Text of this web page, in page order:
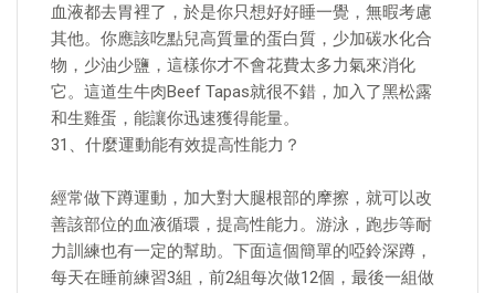
血液都去胃裡了，於是你只想好好睡一覺，無暇考慮
其他。你應該吃點兒高質量的蛋白質，少加碳水化合
物，少油少鹽，這樣你才不會花費太多力氣來消化
它。這道生牛肉Beef Tapas就很不錯，加入了黑松露
和生雞蛋，能讓你迅速獲得能量。
31、什麼運動能有效提高性能力？
經常做下蹲運動，加大對大腿根部的摩擦，就可以改
善該部位的血液循環，提高性能力。游泳，跑步等耐
力訓練也有一定的幫助。下面這個簡單的啞鈴深蹲，
每天在睡前練習3組，前2組每次做1​​2個，最後一組做